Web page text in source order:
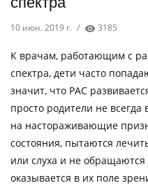
10 июн. 2019 г. / 3185
К врачам, работающим с
спектра, дети часто
значит, что РАС
просто родители не
на настораживающие
состояния, пытаются
или слуха и не
оказывается в их поле